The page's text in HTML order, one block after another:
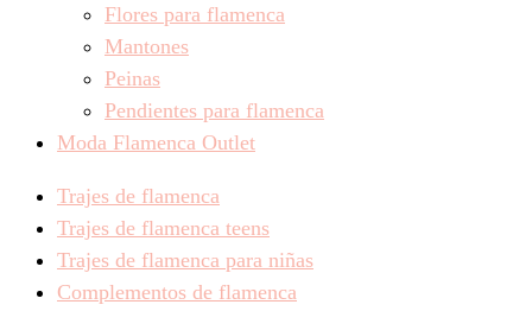
Flores para flamenca
Mantones
Peinas
Pendientes para flamenca
Moda Flamenca Outlet
Trajes de flamenca
Trajes de flamenca teens
Trajes de flamenca para niñas
Complementos de flamenca